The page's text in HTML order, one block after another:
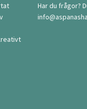
Har du frågor?